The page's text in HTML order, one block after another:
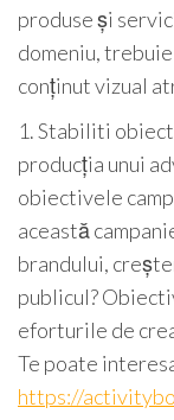
produse și
domeniu,
conținut vizual
1. Stabiliti
producția unui
obiectivele
această
brandului,
publicul?
eforturile de
Te poate
https://